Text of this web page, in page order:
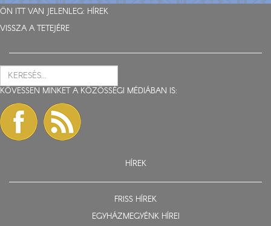
ÖN ITT VAN JELENLEG: HÍREK
VISSZA A TETEJÉRE
KÖVESSEN MINKET A KÖZÖSSÉGI MÉDIÁBAN IS:
HÍREK
FRISS HÍREK
EGYHÁZMEGYÉNK HÍREI